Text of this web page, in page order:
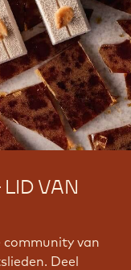
VAN
community van
Deel